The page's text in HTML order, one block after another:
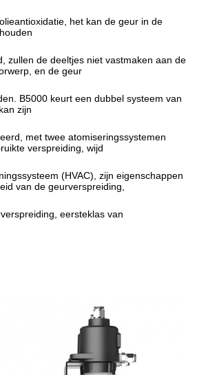
het kan de geur in de
zullen de deeltjes niet vastmaken aan de
en de geur
B5000 keurt een dubbel systeem van
zijn
met twee atomiseringssystemen
verspreiding, wijd
(HVAC), zijn eigenschappen
van de geurverspreiding,
eersteklas van